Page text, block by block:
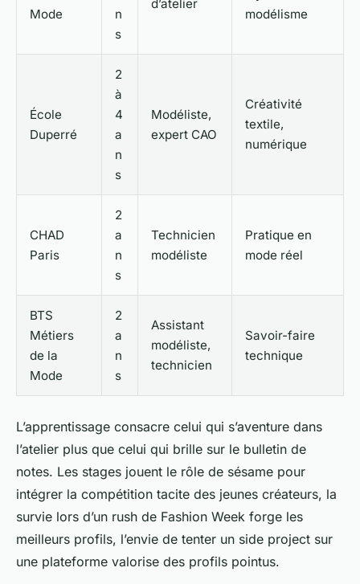
Mode
n
s
d’atelier
modélisme
École
Duperré
2
à
4
a
n
s
Modéliste,
expert CAO
Créativité
textile,
numérique
CHAD
Paris
2
a
n
s
Technicien
modéliste
Pratique en
mode réel
BTS
Métiers
de la
Mode
2
a
n
s
Assistant
modéliste,
technicien
Savoir-faire
technique
L’apprentissage consacre celui qui s’aventure dans
l’atelier plus que celui qui brille sur le bulletin de
notes. Les stages jouent le rôle de sésame pour
intégrer la compétition tacite des jeunes créateurs, la
survie lors d’un rush de Fashion Week forge les
meilleurs profils, l’envie de tenter un side project sur
une plateforme valorise des profils pointus.